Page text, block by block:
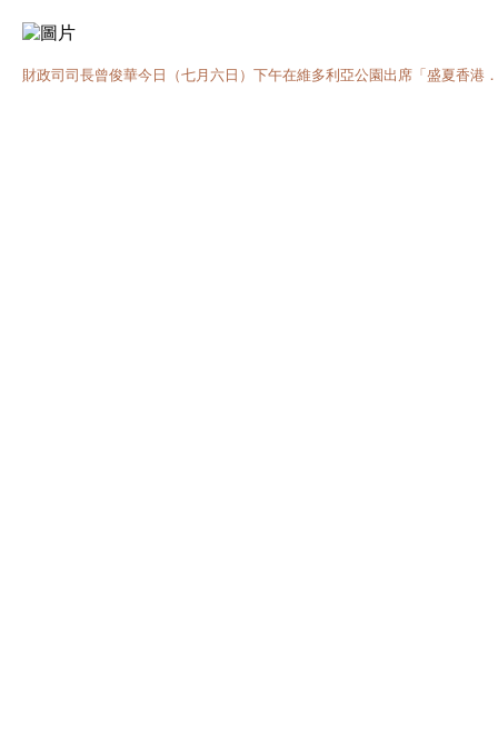
財政司司長曾俊華今日（七月六日）下午在維多利亞公園出席「盛夏香港